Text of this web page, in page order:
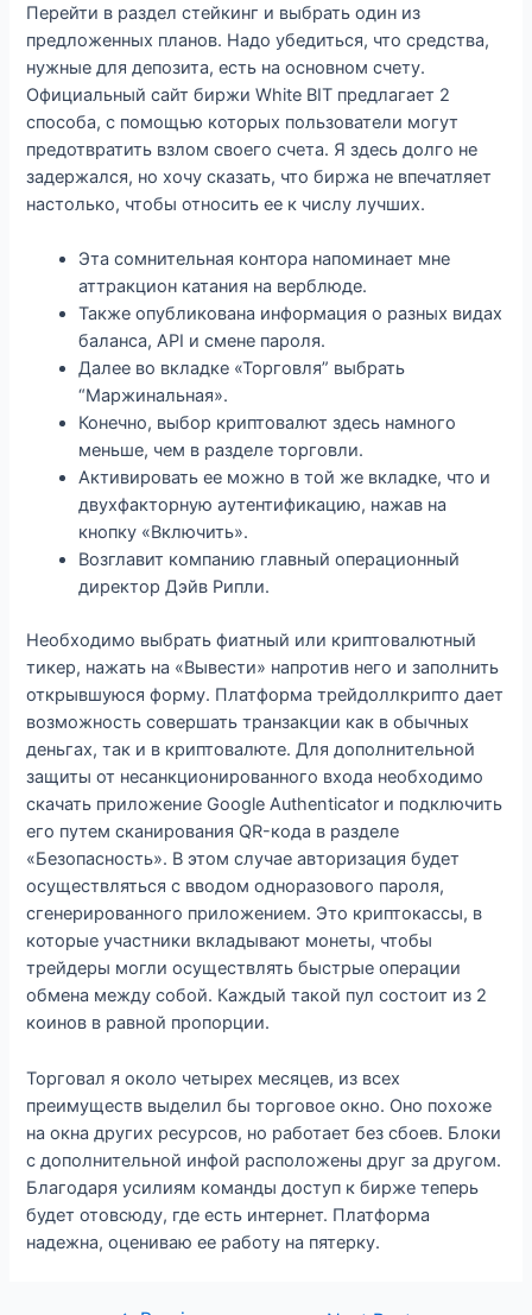
Перейти в раздел стейкинг и выбрать один из
предложенных планов. Надо убедиться, что средства,
нужные для депозита, есть на основном счету.
Официальный сайт биржи White BIT предлагает 2
способа, с помощью которых пользователи могут
предотвратить взлом своего счета. Я здесь долго не
задержался, но хочу сказать, что биржа не впечатляет
настолько, чтобы относить ее к числу лучших.
Эта сомнительная контора напоминает мне
аттракцион катания на верблюде.
Также опубликована информация о разных видах
баланса, API и смене пароля.
Далее во вкладке «Торговля” выбрать
“Маржинальная».
Конечно, выбор криптовалют здесь намного
меньше, чем в разделе торговли.
Активировать ее можно в той же вкладке, что и
двухфакторную аутентификацию, нажав на
кнопку «Включить».
Возглавит компанию главный операционный
директор Дэйв Рипли.
Необходимо выбрать фиатный или криптовалютный
тикер, нажать на «Вывести» напротив него и заполнить
открывшуюся форму. Платформа трейдоллкрипто дает
возможность совершать транзакции как в обычных
деньгах, так и в криптовалюте. Для дополнительной
защиты от несанкционированного входа необходимо
скачать приложение Google Authenticator и подключить
его путем сканирования QR-кода в разделе
«Безопасность». В этом случае авторизация будет
осуществляться с вводом одноразового пароля,
сгенерированного приложением. Это криптокассы, в
которые участники вкладывают монеты, чтобы
трейдеры могли осуществлять быстрые операции
обмена между собой. Каждый такой пул состоит из 2
коинов в равной пропорции.
Торговал я около четырех месяцев, из всех
преимуществ выделил бы торговое окно. Оно похоже
на окна других ресурсов, но работает без сбоев. Блоки
с дополнительной инфой расположены друг за другом.
Благодаря усилиям команды доступ к бирже теперь
будет отовсюду, где есть интернет. Платформа
надежна, оцениваю ее работу на пятерку.